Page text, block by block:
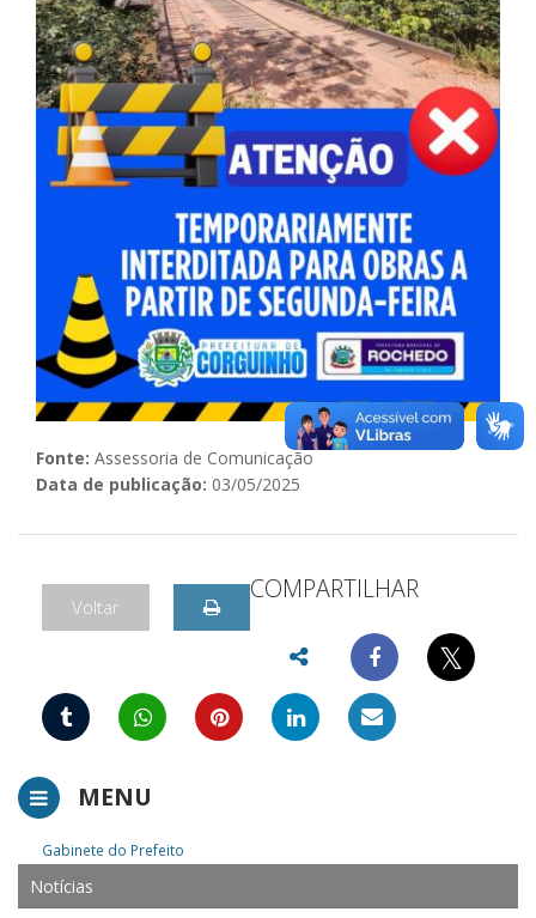
Fonte: Assessoria de Comunicação
Data de publicação: 03/05/2025
Voltar
COMPARTILHAR
𝕏
MENU
Gabinete do Prefeito
Notícias